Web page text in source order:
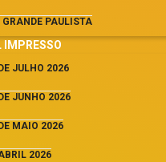
PAULISTA
IMPRESSO
JULHO 2026
JUNHO 2026
MAIO 2026
2026